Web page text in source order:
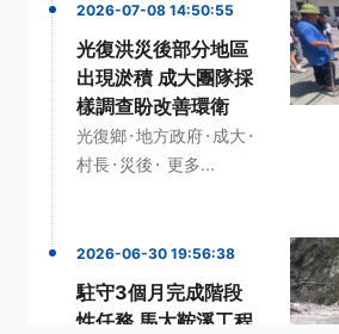
2026-07-08 14:50:55
光復洪災後部分地區
出現淤積 成大團隊採
樣調查盼改善環衛
光復鄉·地方政府· 成大 ·
村長· 災後 · 更多...
2026-06-30 19:56:38
駐守3個月完成階段
性任務 馬太鞍溪工程